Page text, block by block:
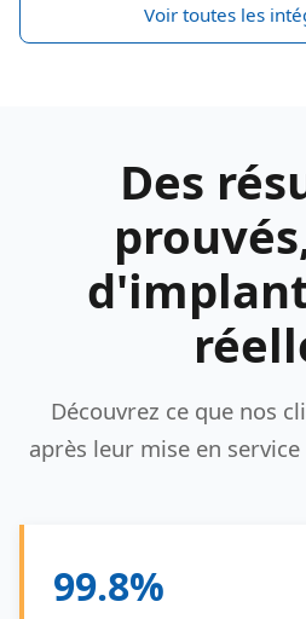
Voir toutes les
Des
Découvrez ce que nos
après leur mise en service
99.8%